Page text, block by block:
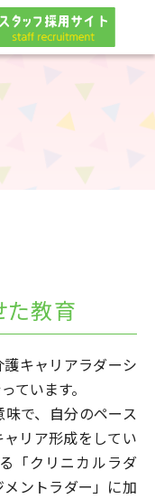
た教育
キャリアラダーシ
ています。
で、自分のペース
リア形成をしてい
「クリニカルラダ
ントラダー」に加
採用動画